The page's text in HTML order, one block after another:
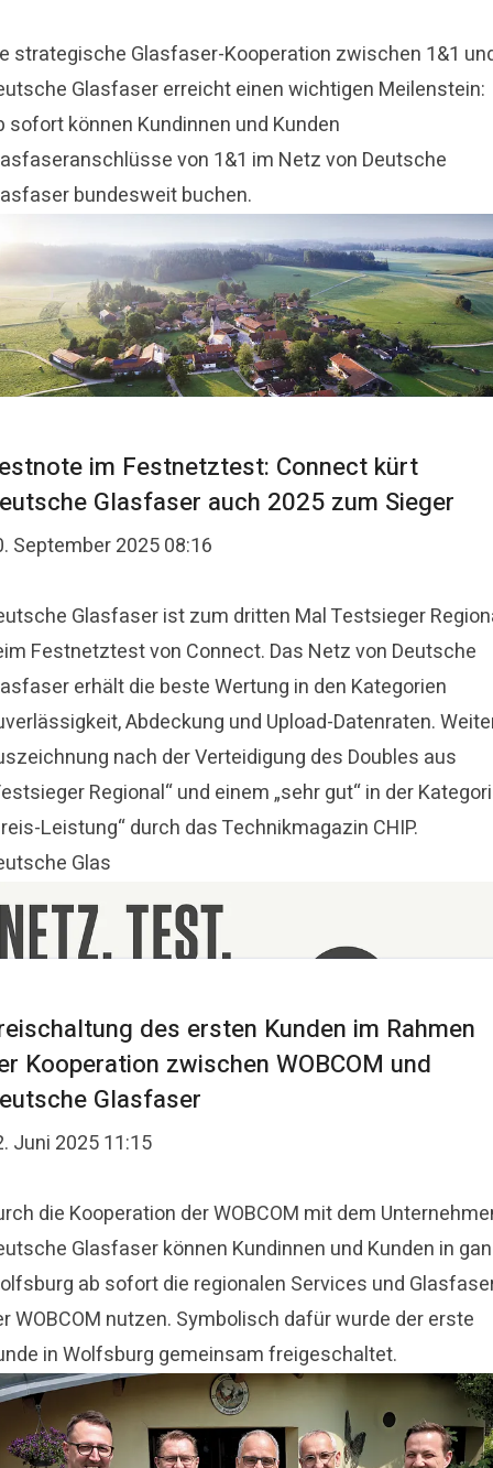
strategische Glasfaser-Kooperation zwischen 1&1
Glasfaser erreicht einen wichtigen Meilenstein:
sofort können Kundinnen und Kunden
von 1&1 im Netz von Deutsche
bundesweit buchen.
im Festnetztest: Connect kürt
Glasfaser auch 2025 zum Sieger
September 2025 08:16
Glasfaser ist zum dritten Mal Testsieger
Festnetztest von Connect. Das Netz von Deutsche
erhält die beste Wertung in den Kategorien
Abdeckung und Upload-Datenraten.
nach der Verteidigung des Doubles aus
Regional“ und einem „sehr gut“ in der
Leistung“ durch das Technikmagazin CHIP.
Glas
des ersten Kunden im Rahmen
Kooperation zwischen WOBCOM und
Glasfaser
Juni 2025 11:15
die Kooperation der WOBCOM mit dem
Glasfaser können Kundinnen und Kunden in
ab sofort die regionalen Services und
WOBCOM nutzen. Symbolisch dafür wurde der erste
in Wolfsburg gemeinsam freigeschaltet.